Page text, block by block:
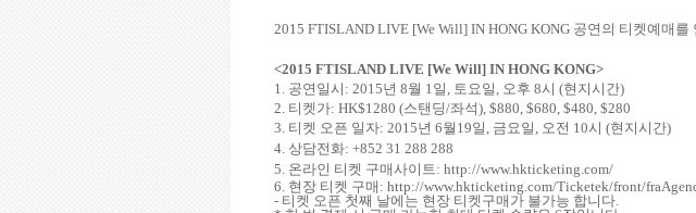
2015 FTISLAND LIVE [We Will] IN HONG KONG 공연의 티켓예매를
<2015 FTISLAND LIVE [We Will] IN HONG KONG>
1. 공연일시 : 2015년 8월 1일 , 토요일 , 오후 8시 (현지시간)
2. 티켓가: HK$1280 (스탠딩/좌석), $880, $680, $480, $280
3. 티켓 오픈 일자: 2015년 6월 19일 , 금요일 , 오전 10시 (현지시간)
4. 상담전화: +852 31 288 288
5. 온라인 티켓 구매사이트: http://www.hkticketing.com/
6. 현장 티켓 구매 : http://www.hkticketing.com/Ticketek/front/
- 티켓 오픈 첫째 날에는 현장 티켓구매가 불가능 합니다.